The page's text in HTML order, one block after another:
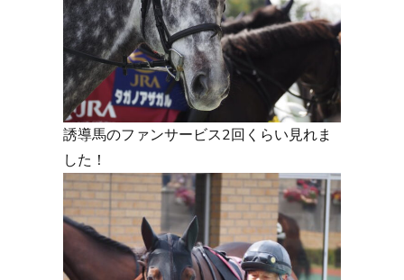
誘導馬のファンサービス2回くらい見れま
した！